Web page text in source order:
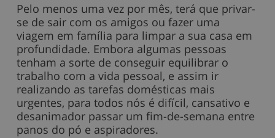
Pelo menos uma vez por mês, terá que privar-
se de sair com os amigos ou fazer uma
viagem em família para limpar a sua casa em
profundidade. Embora algumas pessoas
tenham a sorte de conseguir equilibrar o
trabalho com a vida pessoal, e assim ir
realizando as tarefas domésticas mais
urgentes, para todos nós é difícil, cansativo e
desanimador passar um fim-de-semana entre
panos do pó e aspiradores.